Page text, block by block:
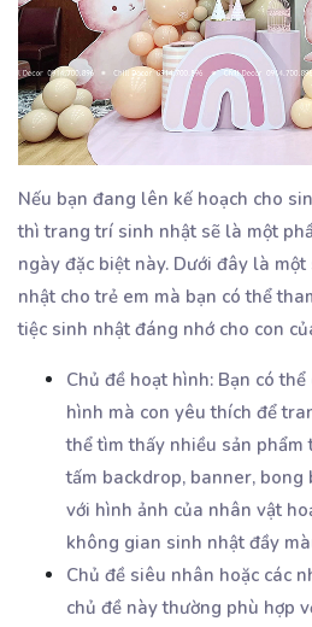
Nếu bạn đang lên kế hoạch cho
thì trang trí sinh nhật sẽ là một
ngày đặc biệt này. Dưới đây là
nhật cho trẻ em mà bạn có thể
tiệc sinh nhật đáng nhớ cho con
Chủ đề hoạt hình: Bạn có
hình mà con yêu thích để
thể tìm thấy nhiều sản
tấm backdrop, banner, bong
với hình ảnh của nhân vật
không gian sinh nhật đầy
Chủ đề siêu nhân hoặc các
chủ đề này thường phù hợp